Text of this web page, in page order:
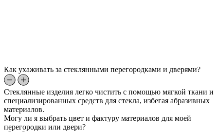
Как ухаживать за стеклянными перегородками и дверями?
Стеклянные изделия легко чистить с помощью мягкой ткани и
специализированных средств для стекла, избегая абразивных
материалов.
Могу ли я выбрать цвет и фактуру материалов для моей
перегородки или двери?